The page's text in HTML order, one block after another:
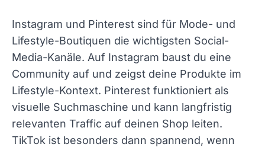
Instagram und Pinterest sind für Mode- und
Lifestyle-Boutiquen die wichtigsten Social-
Media-Kanäle. Auf Instagram baust du eine
Community auf und zeigst deine Produkte im
Lifestyle-Kontext. Pinterest funktioniert als
visuelle Suchmaschine und kann langfristig
relevanten Traffic auf deinen Shop leiten.
TikTok ist besonders dann spannend, wenn